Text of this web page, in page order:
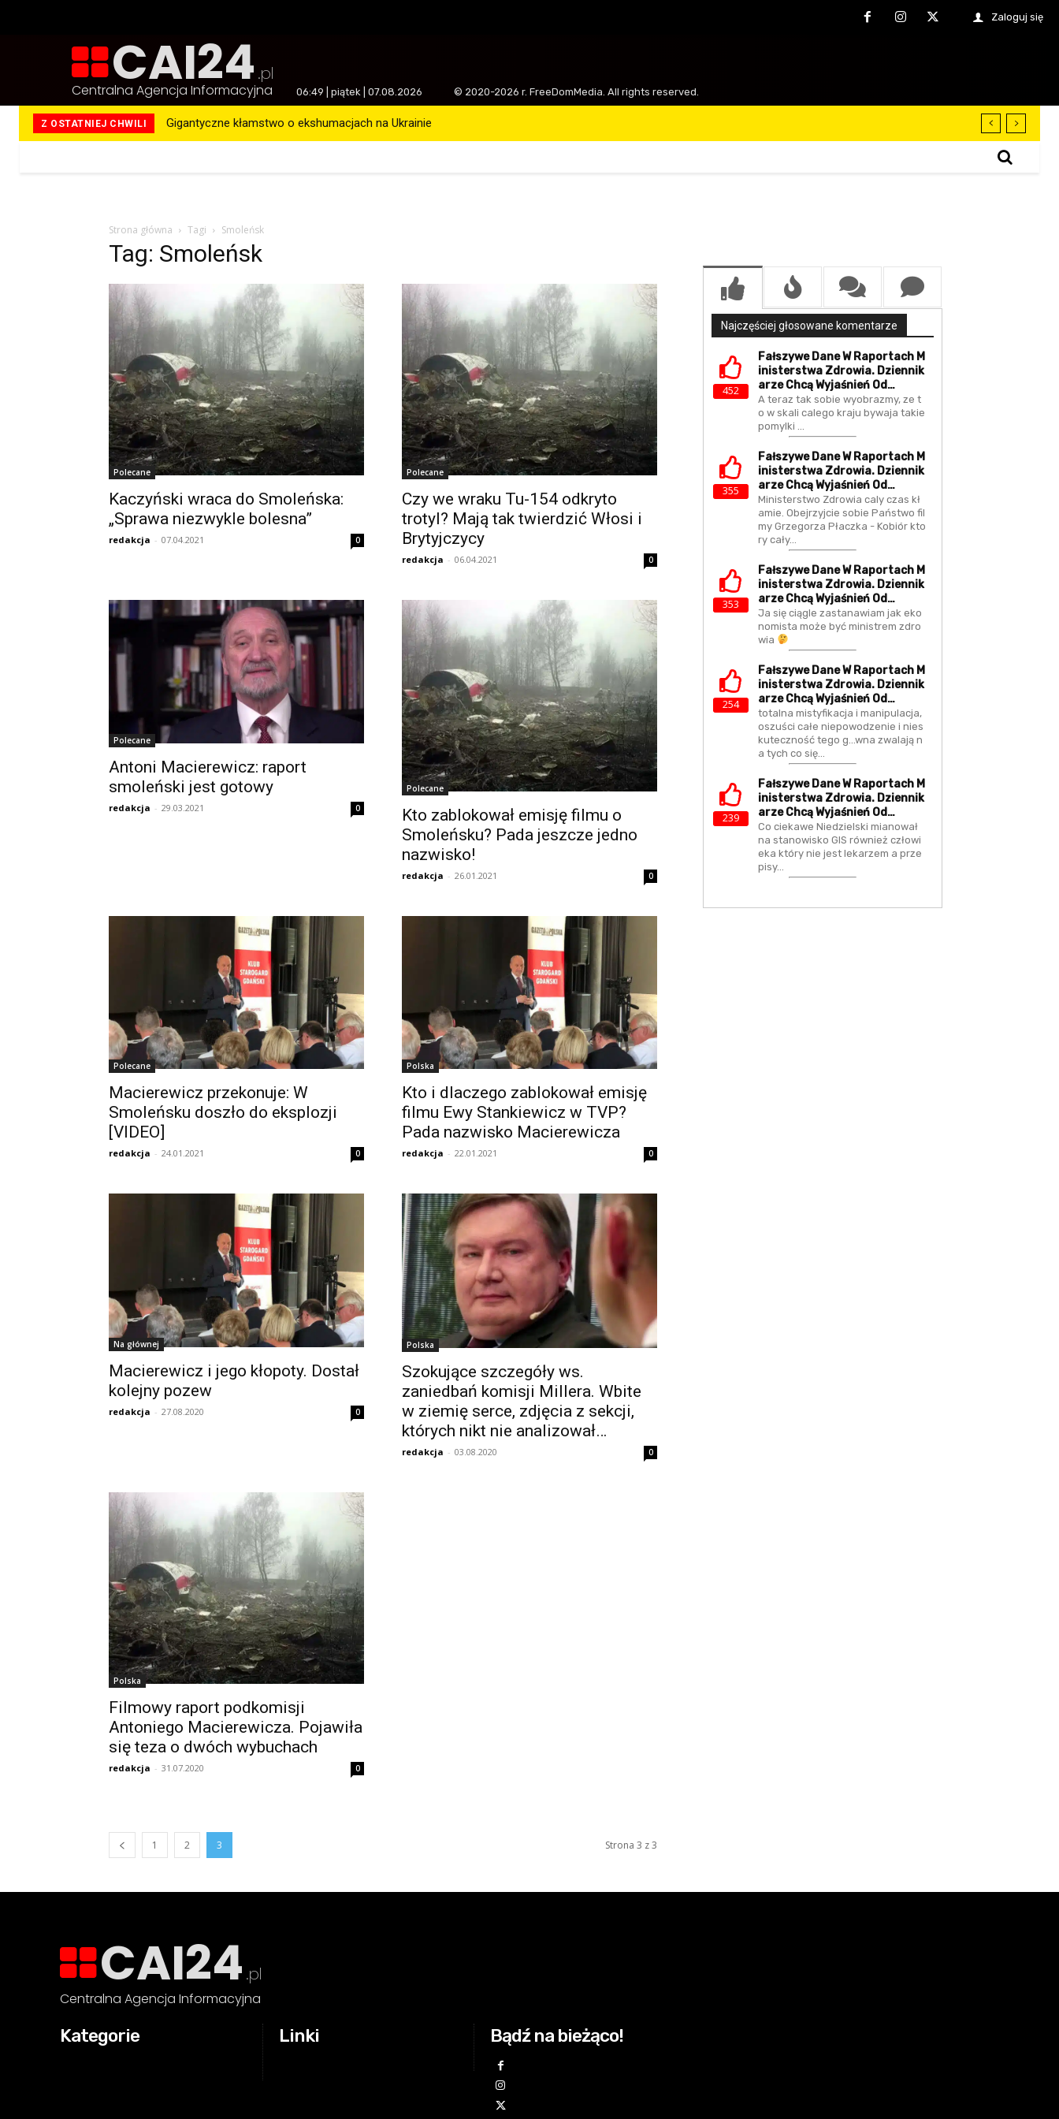
Zaloguj się
CAI24 .pl
Centralna Agencja Informacyjna 06:49 | piątek | 07.08.2026 © 2020-2026 r. FreeDomMedia. All rights reserved.
Z OSTATNIEJ CHWILI Gigantyczne kłamstwo o ekshumacjach na Ukrainie
Strona główna Tagi Smoleńsk
Tag: Smoleńsk
Polecane
Kaczyński wraca do Smoleńska:
„Sprawa niezwykle bolesna”
redakcja - 07.04.2021 0
Polecane
Czy we wraku Tu-154 odkryto
trotyl? Mają tak twierdzić Włosi i
Brytyjczycy
redakcja - 06.04.2021 0
Polecane
Antoni Macierewicz: raport
smoleński jest gotowy
redakcja - 29.03.2021 0
Polecane
Kto zablokował emisję filmu o
Smoleńsku? Pada jeszcze jedno
nazwisko!
redakcja - 26.01.2021 0
Polecane
Macierewicz przekonuje: W
Smoleńsku doszło do eksplozji
[VIDEO]
redakcja - 24.01.2021 0
Polska
Kto i dlaczego zablokował emisję
filmu Ewy Stankiewicz w TVP?
Pada nazwisko Macierewicza
redakcja - 22.01.2021 0
Na głównej
Macierewicz i jego kłopoty. Dostał
kolejny pozew
redakcja - 27.08.2020 0
Polska
Szokujące szczegóły ws.
zaniedbań komisji Millera. Wbite
w ziemię serce, zdjęcia z sekcji,
których nikt nie analizował…
redakcja - 03.08.2020 0
Polska
Filmowy raport podkomisji
Antoniego Macierewicza. Pojawiła
się teza o dwóch wybuchach
redakcja - 31.07.2020 0
1 2 3 Strona 3 z 3
Najczęściej głosowane komentarze
452
Fałszywe Dane W Raportach M
Inisterstwa Zdrowia. Dziennik
Arze Chcą Wyjaśnień Od…
A teraz tak sobie wyobrazmy, ze t
o w skali calego kraju bywaja takie
pomylki ...
355
Fałszywe Dane W Raportach M
Inisterstwa Zdrowia. Dziennik
Arze Chcą Wyjaśnień Od…
Ministerstwo Zdrowia caly czas kł
amie. Obejrzyjcie sobie Państwo fil
my Grzegorza Płaczka - Kobiór kto
ry cały…
353
Fałszywe Dane W Raportach M
Inisterstwa Zdrowia. Dziennik
Arze Chcą Wyjaśnień Od…
Ja się ciągle zastanawiam jak eko
nomista może być ministrem zdro
wia
254
Fałszywe Dane W Raportach M
Inisterstwa Zdrowia. Dziennik
Arze Chcą Wyjaśnień Od…
totalna mistyfikacja i manipulacja,
oszuści całe niepowodzenie i nies
kuteczność tego g...wna zwalają n
a tych co się…
239
Fałszywe Dane W Raportach M
Inisterstwa Zdrowia. Dziennik
Arze Chcą Wyjaśnień Od…
Co ciekawe Niedzielski mianował
na stanowisko GIS również człowi
eka który nie jest lekarzem a prze
pisy…
CAI24 .pl
Centralna Agencja Informacyjna
Kategorie Linki Bądź na bieżąco!